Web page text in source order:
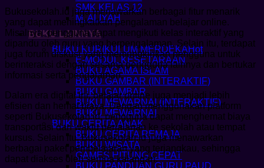
SMK KELAS 12
M. ALIYAH
BUKU LAINNYA
BUKU KURIKULUM MERDEKA
E-MODUL KESETARAAN
BUKU AGAMA ISLAM
BUKU GAMBAR (INTERAKTIF)
BUKU GAMBAR
BUKU MEWARNAI (INTERAKTIF)
BUKU MEWARNAI
BUKU CERITA ANAK
BUKU CERITA REMAJA
BUKU WISATA
GAMES HITUNG CEPAT
BUKU PANDUAN GURU PAUD
Bukusekolah.id juga menawarkan berbagai fitur menarik
yang dapat meningkatkan pengalaman belajar online.
Misalnya, pengguna dapat mengikuti kelas interaktif yang
dipandu oleh guru yang berpengalaman. Selain itu, terdapat
juga forum diskusi yang memungkinkan pengguna untuk
berinteraksi dengan sesama pengguna lainnya dan bertukar
informasi serta pengalaman.
Dalam era digital ini, belajar online juga menjadi lebih
efisien dan hemat biaya. Dengan menggunakan platform
seperti Bukusekolah.id, pengguna dapat menghemat biaya
transportasi dan waktu perjalanan ke sekolah atau tempat
kursus. Selain itu, Bukusekolah.id juga menawarkan
berbagai paket pembelajaran yang terjangkau, sehingga
dapat diakses oleh semua kalangan.